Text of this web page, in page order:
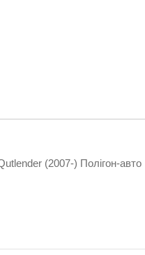
(2007-) Полігон-авто